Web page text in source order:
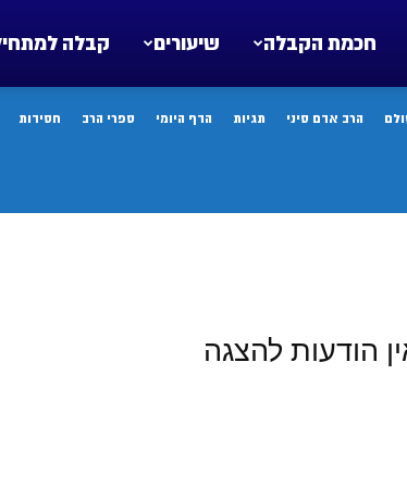
קבלה שיעורים חכמת הקבלה
הרב אדם סיני תגיות הדף היומי ספרי הרב חסידות
הודעות להצגה